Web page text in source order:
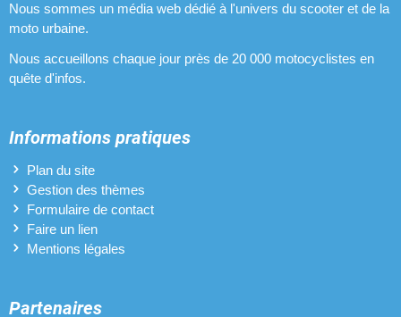
Nous sommes un média web dédié à l'univers du scooter et de la
moto urbaine.
Nous accueillons chaque jour près de 20 000 motocyclistes en
quête d'infos.
Informations pratiques
Plan du site
Gestion des thèmes
Formulaire de contact
Faire un lien
Mentions légales
Partenaires